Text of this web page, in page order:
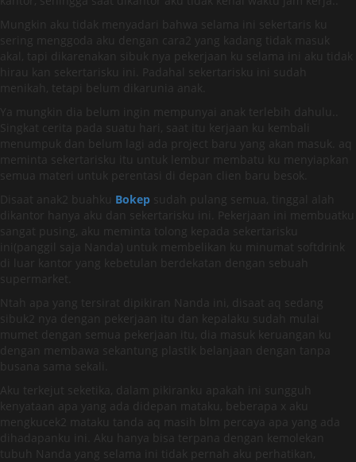
Mungkin aku tidak menyadari bahwa selama ini sekertaris ku
sering menggoda aku dengan cara2 yang kadang tidak masuk
akal, tapi dikarenakan sibuk nya pekerjaan ku selama ini aku tidak
hirau kan sekertarisku ini. Padahal sekertarisku ini sudah
menikah, tetapi belum dikarunia anak.
Ya mungkin dia belum ingin mempunyai anak terlebih dahulu..
Singkat cerita pada suatu hari, saat itu kerjaan ku kembali
menumpuk dan belum lagi ada project baru yang akan masuk. aq
meminta sekertarisku itu untuk lembur membatu ku menyiapkan
semua materi untuk perentasi di depan clien baru besok.
Disaat anak2 buahku Bokep sudah pulang semua, tinggal alah
dikantor hanya aku dan sekertarisku ini. Pekerjaan ini membuatku
sangat pusing, aku meminta tolong kepada sekertarisku
ini(panggil saja Nanda) untuk membelikan ku minumat softdrink
di luar kantor yang kebetulan berdekatan dengan sebuah
supermarket.
Ntah apa yang tersirat dipikiran Nanda ini, disaat aq sedang
sibuk2 nya dengan pekerjaan itu dan kepalaku sudah mulai
mumet dengan semua pekerjaan itu, dia masuk keruangan ku
dengan membawa sekantung plastik belanjaan dengan tanpa
busana sama sekali.
Aku terkejut seketika, dalam pikiranku apakah ini sungguh
kenyataan apa yang ada didepan mataku, beberapa x aku
mengkucek2 mataku tanda aq masih blm percaya apa yang ada
dihadapanku ini. Aku hanya bisa terpana dengan kemolekan
tubuh Nanda yang selama ini tidak pernah aku perhatikan,